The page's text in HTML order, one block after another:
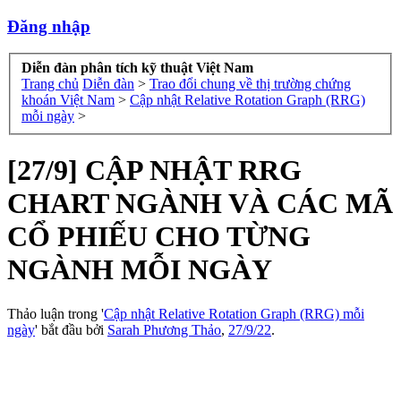
Đăng nhập
Diễn đàn phân tích kỹ thuật Việt Nam
Trang chủ Diễn đàn > Trao đổi chung về thị trường chứng
khoán Việt Nam > Cập nhật Relative Rotation Graph (RRG)
mỗi ngày >
[27/9] CẬP NHẬT RRG
CHART NGÀNH VÀ CÁC MÃ
CỔ PHIẾU CHO TỪNG
NGÀNH MỖI NGÀY
Thảo luận trong 'Cập nhật Relative Rotation Graph (RRG) mỗi
ngày' bắt đầu bởi Sarah Phương Thảo, 27/9/22.